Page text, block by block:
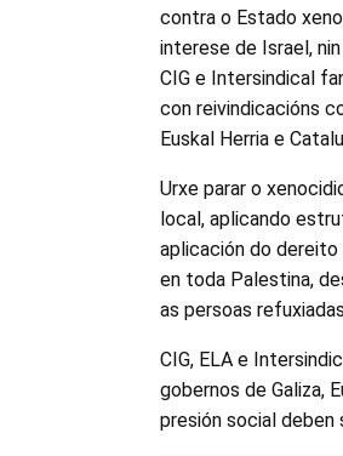
contra o Estado
interese de Israel,
CIG e Intersindical
con reivindicacións
Euskal Herria e
Urxe parar o
local, aplicando
aplicación do
en toda Palestina,
as persoas
CIG, ELA e
gobernos de Galiza,
presión social